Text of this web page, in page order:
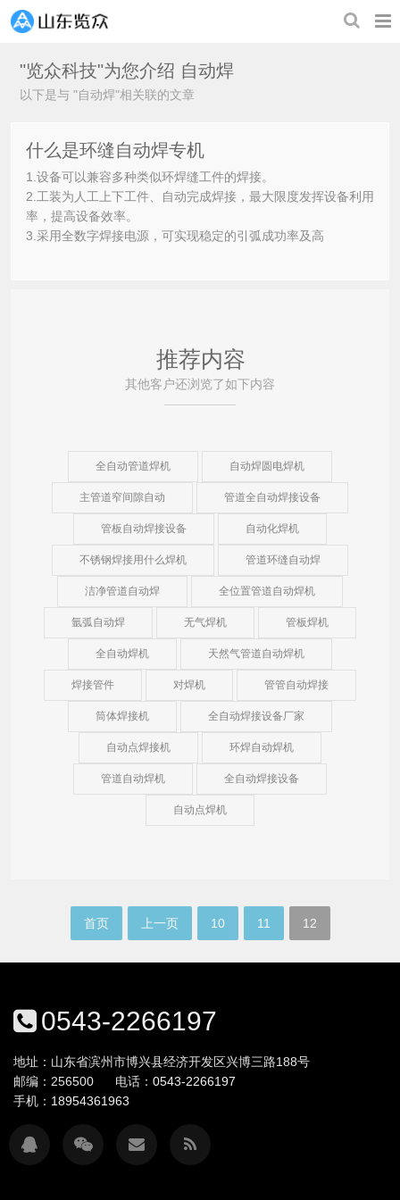
"览众科技"为您介绍 自动焊
以下是与 "自动焊"相关联的文章
什么是环缝自动焊专机
1.设备可以兼容多种类似环焊缝工件的焊接。
2.工装为人工上下工件、自动完成焊接，最大限度发挥设备利用
率，提高设备效率。
3.采用全数字焊接电源，可实现稳定的引弧成功率及高
推荐内容
其他客户还浏览了如下内容
全自动管道焊机 自动焊圆电焊机
主管道窄间隙自动 管道全自动焊接设备
管板自动焊接设备 自动化焊机
不锈钢焊接用什么焊机 管道环缝自动焊
洁净管道自动焊 全位置管道自动焊机
氩弧自动焊 无气焊机 管板焊机
全自动焊机 天然气管道自动焊机
焊接管件 对焊机 管管自动焊接
筒体焊接机 全自动焊接设备厂家
自动点焊接机 环焊自动焊机
管道自动焊机 全自动焊接设备
自动点焊机
首页 上一页 10 11 12
0543-2266197
地址：山东省滨州市博兴县经济开发区兴博三路188号
邮编：256500
电话： 0543-2266197
手机： 18954361963